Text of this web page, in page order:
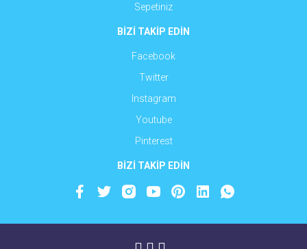
Sepetiniz
BİZİ TAKİP EDİN
Facebook
Twitter
Instagram
Youtube
Pinterest
BİZİ TAKİP EDİN